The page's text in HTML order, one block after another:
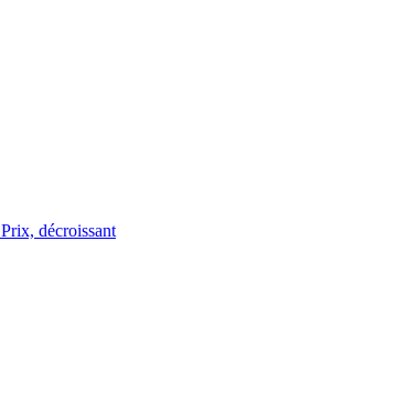
Prix, décroissant